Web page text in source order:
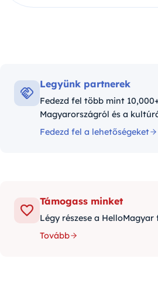
Legyünk partnerek
Fedezd fel több mint
Magyarországról és a
Fedezd fel a lehetőségeket
Támogass minket
Légy részese a HelloMagyar
Tovább